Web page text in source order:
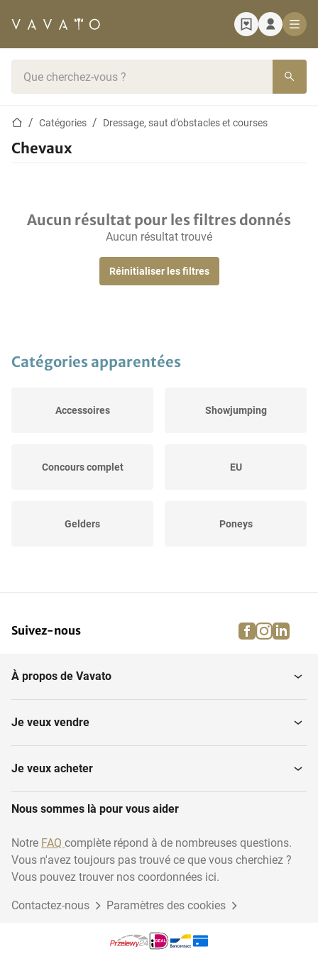
Page d'accueil
Catégories Dressage, saut d’obstacles et courses
Chevaux
Aucun résultat pour les filtres donnés
Aucun résultat trouvé
Réinitialiser les filtres
Catégories apparentées
Accessoires Showjumping
Concours complet EU
Gelders Poneys
Suivez-nous facebook
À propos de Vavato
Je veux vendre
Je veux acheter
Nous sommes là pour vous aider
Notre FAQ complète répond à de nombreuses questions.
Vous n'avez toujours pas trouvé ce que vous cherchiez ?
Vous pouvez trouver nos coordonnées ici.
Contactez-nous Paramètres des cookies